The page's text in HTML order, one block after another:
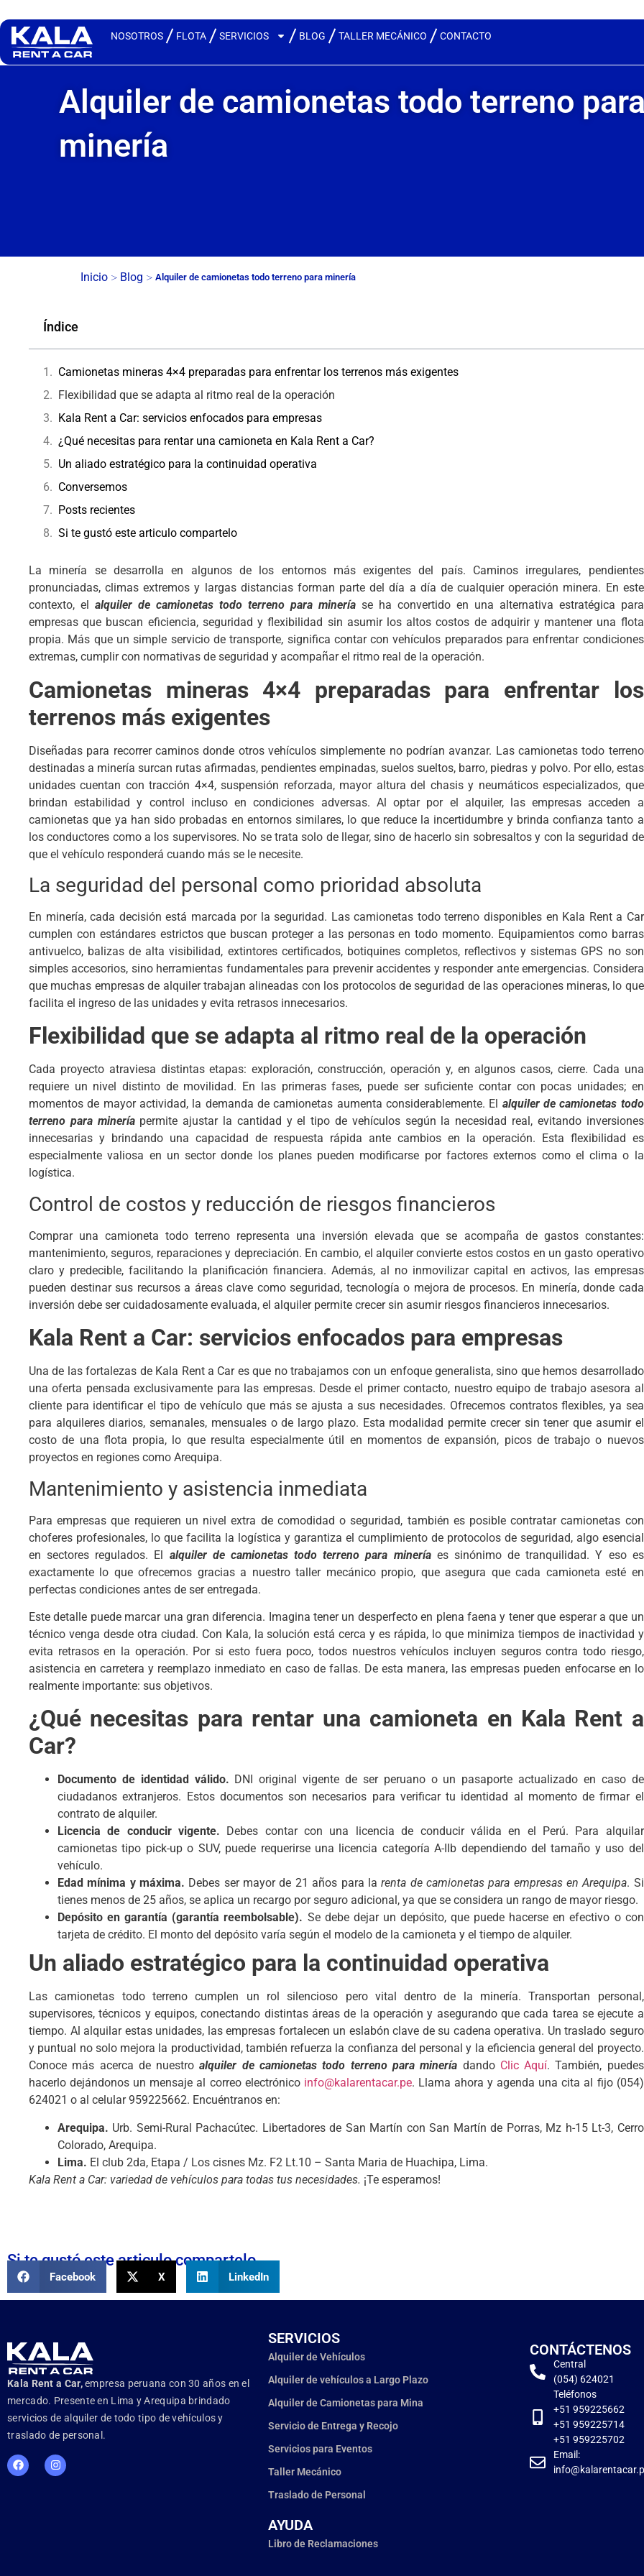
NOSOTROS FLOTA SERVICIOS BLOG TALLER MECÁNICO CONTACTO
Alquiler de camionetas todo terreno para
minería
Inicio > Blog > Alquiler de camionetas todo terreno para minería
Índice
Camionetas mineras 4×4 preparadas para enfrentar los terrenos más exigentes
Flexibilidad que se adapta al ritmo real de la operación
Kala Rent a Car: servicios enfocados para empresas
¿Qué necesitas para rentar una camioneta en Kala Rent a Car?
Un aliado estratégico para la continuidad operativa
Conversemos
Posts recientes
Si te gustó este articulo compartelo
La minería se desarrolla en algunos de los entornos más exigentes del país. Caminos irregulares, pendientes
pronunciadas, climas extremos y largas distancias forman parte del día a día de cualquier operación minera. En este
contexto, el alquiler de camionetas todo terreno para mineríase ha convertido en una alternativa estratégica para
empresas que buscan eficiencia, seguridad y flexibilidad sin asumir los altos costos de adquirir y mantener una flota
propia. Más que un simple servicio de transporte, significa contar con vehículos preparados para enfrentar condiciones
extremas, cumplir con normativas de seguridad y acompañar el ritmo real de la operación.
Camionetas mineras 4×4 preparadas para enfrentar los
terrenos más exigentes
Diseñadas para recorrer caminos donde otros vehículos simplemente no podrían avanzar. Las camionetas todo terreno
destinadas a minería surcan rutas afirmadas, pendientes empinadas, suelos sueltos, barro, piedras y polvo. Por ello, estas
unidades cuentan con tracción 4×4, suspensión reforzada, mayor altura del chasis y neumáticos especializados, que
brindan estabilidad y control incluso en condiciones adversas. Al optar por el alquiler, las empresas acceden a
camionetas que ya han sido probadas en entornos similares, lo que reduce la incertidumbre y brinda confianza tanto a
los conductores como a los supervisores. No se trata solo de llegar, sino de hacerlo sin sobresaltos y con la seguridad de
que el vehículo responderá cuando más se le necesite.
La seguridad del personal como prioridad absoluta
En minería, cada decisión está marcada por la seguridad. Las camionetas todo terreno disponibles en Kala Rent a Car
cumplen con estándares estrictos que buscan proteger a las personas en todo momento. Equipamientos como barras
antivuelco, balizas de alta visibilidad, extintores certificados, botiquines completos, reflectivos y sistemas GPS no son
simples accesorios, sino herramientas fundamentales para prevenir accidentes y responder ante emergencias. Considera
que muchas empresas de alquiler trabajan alineadas con los protocolos de seguridad de las operaciones mineras, lo que
facilita el ingreso de las unidades y evita retrasos innecesarios.
Flexibilidad que se adapta al ritmo real de la operación
Cada proyecto atraviesa distintas etapas: exploración, construcción, operación y, en algunos casos, cierre. Cada una
requiere un nivel distinto de movilidad. En las primeras fases, puede ser suficiente contar con pocas unidades; en
momentos de mayor actividad, la demanda de camionetas aumenta considerablemente. El alquiler de camionetas todo
terreno para mineríapermite ajustar la cantidad y el tipo de vehículos según la necesidad real, evitando inversiones
innecesarias y brindando una capacidad de respuesta rápida ante cambios en la operación. Esta flexibilidad es
especialmente valiosa en un sector donde los planes pueden modificarse por factores externos como el clima o la
logística.
Control de costos y reducción de riesgos financieros
Comprar una camioneta todo terreno representa una inversión elevada que se acompaña de gastos constantes:
mantenimiento, seguros, reparaciones y depreciación. En cambio, el alquiler convierte estos costos en un gasto operativo
claro y predecible, facilitando la planificación financiera. Además, al no inmovilizar capital en activos, las empresas
pueden destinar sus recursos a áreas clave como seguridad, tecnología o mejora de procesos. En minería, donde cada
inversión debe ser cuidadosamente evaluada, el alquiler permite crecer sin asumir riesgos financieros innecesarios.
Kala Rent a Car: servicios enfocados para empresas
Una de las fortalezas de Kala Rent a Car es que no trabajamos con un enfoque generalista, sino que hemos desarrollado
una oferta pensada exclusivamente para las empresas. Desde el primer contacto, nuestro equipo de trabajo asesora al
cliente para identificar el tipo de vehículo que más se ajusta a sus necesidades. Ofrecemos contratos flexibles, ya sea
para alquileres diarios, semanales, mensuales o de largo plazo. Esta modalidad permite crecer sin tener que asumir el
costo de una flota propia, lo que resulta especialmente útil en momentos de expansión, picos de trabajo o nuevos
proyectos en regiones como Arequipa.
Mantenimiento y asistencia inmediata
Para empresas que requieren un nivel extra de comodidad o seguridad, también es posible contratar camionetas con
choferes profesionales, lo que facilita la logística y garantiza el cumplimiento de protocolos de seguridad, algo esencial
en sectores regulados. El alquiler de camionetas todo terreno para mineríaes sinónimo de tranquilidad. Y eso es
exactamente lo que ofrecemos gracias a nuestro taller mecánico propio, que asegura que cada camioneta esté en
perfectas condiciones antes de ser entregada.
Este detalle puede marcar una gran diferencia. Imagina tener un desperfecto en plena faena y tener que esperar a que un
técnico venga desde otra ciudad. Con Kala, la solución está cerca y es rápida, lo que minimiza tiempos de inactividad y
evita retrasos en la operación. Por si esto fuera poco, todos nuestros vehículos incluyen seguros contra todo riesgo,
asistencia en carretera y reemplazo inmediato en caso de fallas. De esta manera, las empresas pueden enfocarse en lo
realmente importante: sus objetivos.
¿Qué necesitas para rentar una camioneta en Kala Rent a
Car?
Documento de identidad válido. DNI original vigente de ser peruano o un pasaporte actualizado en caso de
ciudadanos extranjeros. Estos documentos son necesarios para verificar tu identidad al momento de firmar el
contrato de alquiler.
Licencia de conducir vigente. Debes contar con una licencia de conducir válida en el Perú. Para alquilar
camionetas tipo pick-up o SUV, puede requerirse una licencia categoría A-IIb dependiendo del tamaño y uso del
vehículo.
Edad mínima y máxima. Debes ser mayor de 21 años para larenta de camionetas para empresas en Arequipa. Si
tienes menos de 25 años, se aplica un recargo por seguro adicional, ya que se considera un rango de mayor riesgo.
Depósito en garantía (garantía reembolsable). Se debe dejar un depósito, que puede hacerse en efectivo o con
tarjeta de crédito. El monto del depósito varía según el modelo de la camioneta y el tiempo de alquiler.
Un aliado estratégico para la continuidad operativa
Las camionetas todo terreno cumplen un rol silencioso pero vital dentro de la minería. Transportan personal,
supervisores, técnicos y equipos, conectando distintas áreas de la operación y asegurando que cada tarea se ejecute a
tiempo. Al alquilar estas unidades, las empresas fortalecen un eslabón clave de su cadena operativa. Un traslado seguro
y puntual no solo mejora la productividad, también refuerza la confianza del personal y la eficiencia general del proyecto.
Conoce más acerca de nuestroalquiler de camionetas todo terreno para minería dando Clic Aquí. También, puedes
hacerlo dejándonos un mensaje al correo electrónico info@kalarentacar.pe. Llama ahora y agenda una cita al fijo (054)
624021 o al celular 959225662. Encuéntranos en:
Arequipa. Urb. Semi-Rural Pachacútec. Libertadores de San Martín con San Martín de Porras, Mz h-15 Lt-3, Cerro
Colorado, Arequipa.
Lima. El club 2da, Etapa / Los cisnes Mz. F2 Lt.10 – Santa Maria de Huachipa, Lima.
Kala Rent a Car: variedad de vehículos para todas tus necesidades. ¡Te esperamos!
Si te gustó este articulo compartelo
Facebook X LinkedIn
Kala Rent a Car,empresa peruana con 30 años en el
mercado. Presente en Lima y Arequipa brindado
servicios de alquiler de todo tipo de vehículos y
traslado de personal.
SERVICIOS
Alquiler de Vehículos
Alquiler de vehículos a Largo Plazo
Alquiler de Camionetas para Mina
Servicio de Entrega y Recojo
Servicios para Eventos
Taller Mecánico
Traslado de Personal
AYUDA
Libro de Reclamaciones
CONTÁCTENOS
Central
(054) 624021
Teléfonos
+51 959225662
+51 959225714
+51 959225702
Email: